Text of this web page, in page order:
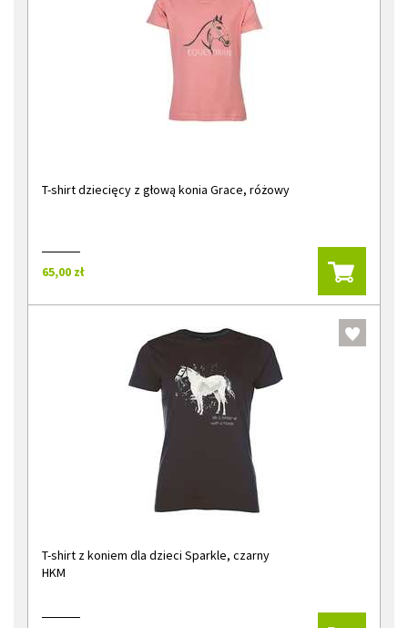
T-shirt dziecięcy z głową konia Grace, różowy
65,00 zł
T-shirt z koniem dla dzieci Sparkle, czarny
HKM